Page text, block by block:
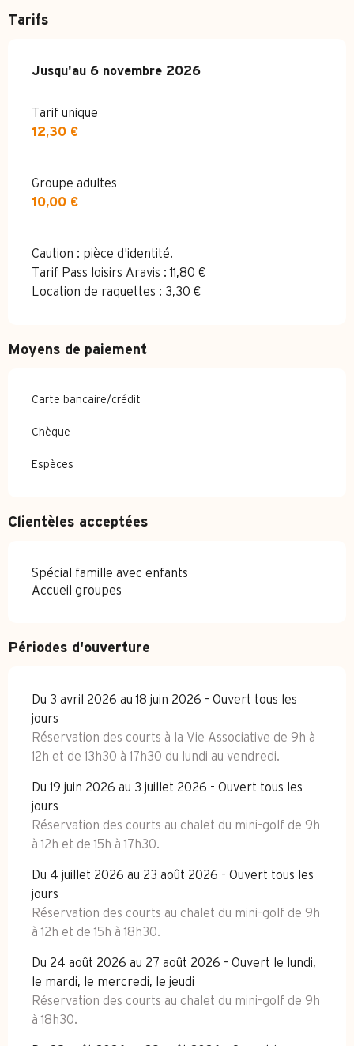
Tarifs
Du3 avril 2026au6 novembre 2026
Jusqu'au 6 novembre 2026
Tarif unique
12,30 €
Groupe adultes
10,00 €
Caution : pièce d'identité.
Tarif Pass loisirs Aravis : 11,80 €
Location de raquettes : 3,30 €
Moyens de paiement
Carte bancaire/crédit
Chèque
Espèces
Clientèles acceptées
Spécial famille avec enfants
Accueil groupes
Périodes d'ouverture
Du 3 avril 2026 au 18 juin 2026 - Ouvert tous les
jours
Réservation des courts à la Vie Associative de 9h à
12h et de 13h30 à 17h30 du lundi au vendredi.
Du 19 juin 2026 au 3 juillet 2026 - Ouvert tous les
jours
Réservation des courts au chalet du mini-golf de 9h
à 12h et de 15h à 17h30.
Du 4 juillet 2026 au 23 août 2026 - Ouvert tous les
jours
Réservation des courts au chalet du mini-golf de 9h
à 12h et de 15h à 18h30.
Du 24 août 2026 au 27 août 2026 - Ouvert le lundi,
le mardi, le mercredi, le jeudi
Réservation des courts au chalet du mini-golf de 9h
à 18h30.